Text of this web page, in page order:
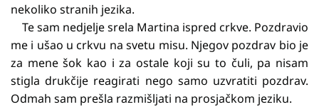
nekoliko stranih jezika.
Te sam nedjelje srela Martina ispred crkve. Pozdravio
me i ušao u crkvu na svetu misu. Njegov pozdrav bio je
za mene šok kao i za ostale koji su to čuli, pa nisam
stigla drukčije reagirati nego samo uzvratiti pozdrav.
Odmah sam prešla razmišljati na prosjačkom jeziku.